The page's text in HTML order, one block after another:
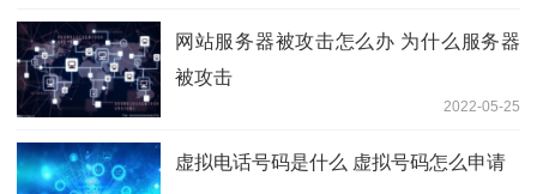
网站服务器被攻击怎么办 为什么服务器
被攻击
2022-05-25
虚拟电话号码是什么 虚拟号码怎么申请